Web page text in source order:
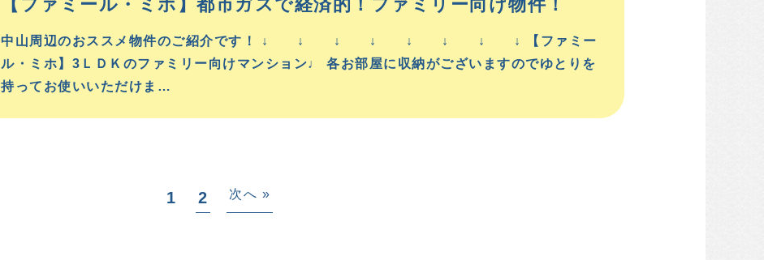
【ファミール・ミホ】都市ガスで経済的！ファミリー向け物件！
中山周辺のおススメ物件のご紹介です！ ↓ ↓ ↓ ↓ ↓ ↓ ↓ ↓ 【ファミー
ル・ミホ】3ＬＤＫのファミリー向けマンション♩ 各お部屋に収納がございますのでゆとりを
持ってお使いいただけま…
1 2 次へ »